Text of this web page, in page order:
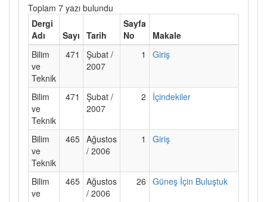
Toplam 7 yazı bulundu
Dergi
Adı
Sayı Tarih
Sayfa
No
Makale
Bilim
ve
Teknik
471
Şubat /
2007
1 Giriş
Bilim
ve
Teknik
471
Şubat /
2007
2 İçindekiler
Bilim
ve
Teknik
465 Ağustos
/ 2006
1 Giriş
Bilim
ve
465 Ağustos
/ 2006
26 Güneş İçin Buluştuk